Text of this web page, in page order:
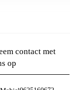
contact met
op